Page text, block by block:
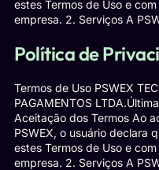
estes Termos de Uso e
empresa. 2. Serviços A
Política de
Termos de Uso PSWEX
PAGAMENTOS
Aceitação dos Termos Ao
PSWEX, o usuário declara
estes Termos de Uso e
empresa. 2. Serviços A